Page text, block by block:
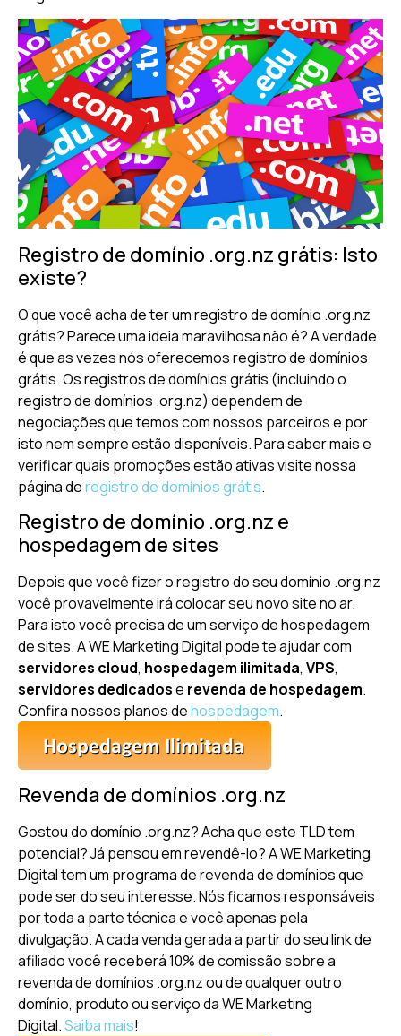
Registro de domínio .org.nz grátis: Isto
existe?
O que você acha de ter um registro de domínio .org.nz
grátis? Parece uma ideia maravilhosa não é? A verdade
é que as vezes nós oferecemos registro de domínios
grátis. Os registros de domínios grátis (incluindo o
registro de domínios .org.nz) dependem de
negociações que temos com nossos parceiros e por
isto nem sempre estão disponíveis. Para saber mais e
verificar quais promoções estão ativas visite nossa
página deregistro de domínios grátis.
Registro de domínio .org.nz e
hospedagem de sites
Depois que você fizer o registro do seu domínio .org.nz
você provavelmente irá colocar seu novo site no ar.
Para isto você precisa de um serviço de hospedagem
de sites. A WE Marketing Digital pode te ajudar com
servidores cloud, hospedagem ilimitada, VPS,
servidores dedicadose revenda de hospedagem.
Confira nossos planos dehospedagem.
Revenda de domínios .org.nz
Gostou do domínio .org.nz? Acha que este TLD tem
potencial? Já pensou em revendê-lo? A WE Marketing
Digital tem um programa de revenda de domínios que
pode ser do seu interesse. Nós ficamos responsáveis
por toda a parte técnica e você apenas pela
divulgação. A cada venda gerada a partir do seu link de
afiliado você receberá 10% de comissão sobre a
revenda de domínios .org.nz ou de qualquer outro
domínio, produto ou serviço da WE Marketing
Digital.Saiba mais!